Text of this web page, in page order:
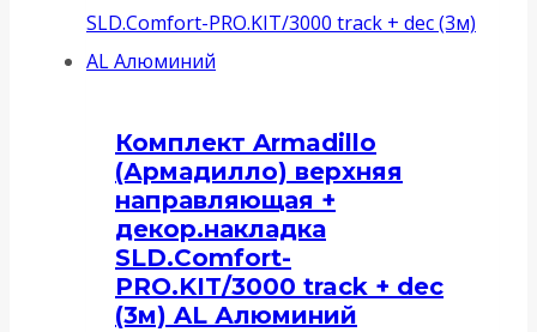
Комплект Armadillo
(Армадилло) верхняя
направляющая +
декор.накладка
SLD.Comfort-
PRO.KIT/3000 track + dec
(3м) AL Алюминий